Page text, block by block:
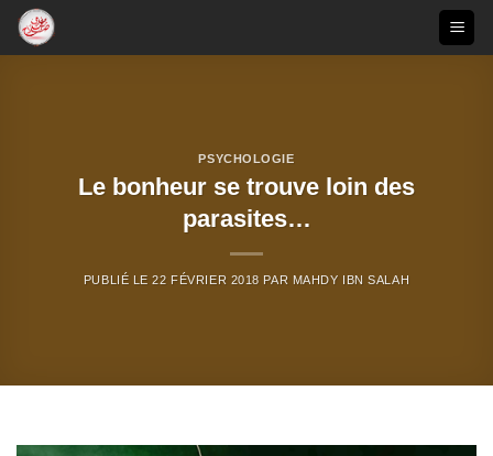
Passer
PSYCHOLOGIE
Le bonheur se trouve loin des
parasites…
PUBLIÉ LE22 FÉVRIER 2018 PAR MAHDY IBN SALAH